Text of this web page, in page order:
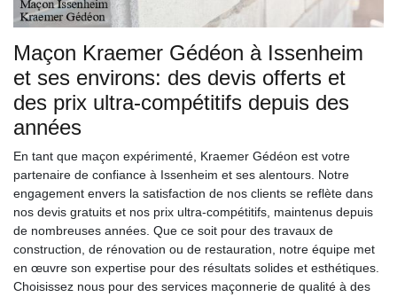
Maçon Kraemer Gédéon à Issenheim
et ses environs: des devis offerts et
des prix ultra-compétitifs depuis des
années
En tant que maçon expérimenté, Kraemer Gédéon est votre
partenaire de confiance à Issenheim et ses alentours. Notre
engagement envers la satisfaction de nos clients se reflète dans
nos devis gratuits et nos prix ultra-compétitifs, maintenus depuis
de nombreuses années. Que ce soit pour des travaux de
construction, de rénovation ou de restauration, notre équipe met
en œuvre son expertise pour des résultats solides et esthétiques.
Choisissez nous pour des services maçonnerie de qualité à des